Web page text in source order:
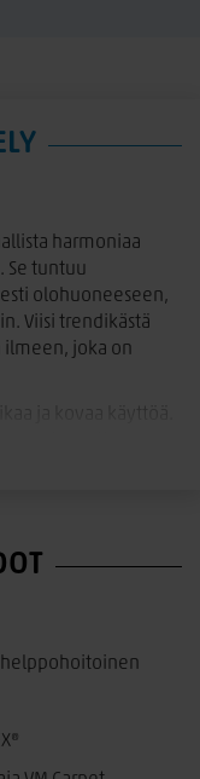
harmoniaa
Se tuntuu
olohuoneeseen,
Viisi trendikästä
ilmeen, joka on
pinta säilyy
Pohjamateriaali
kaikille
pehmeyden,
matot omilla
vaihto- eikä
helppohoitoinen